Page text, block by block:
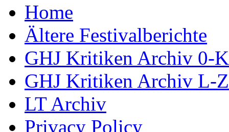
Home
Ältere Festivalberichte
GHJ Kritiken Archiv 0-K
GHJ Kritiken Archiv L-Z
LT Archiv
Privacy Policy